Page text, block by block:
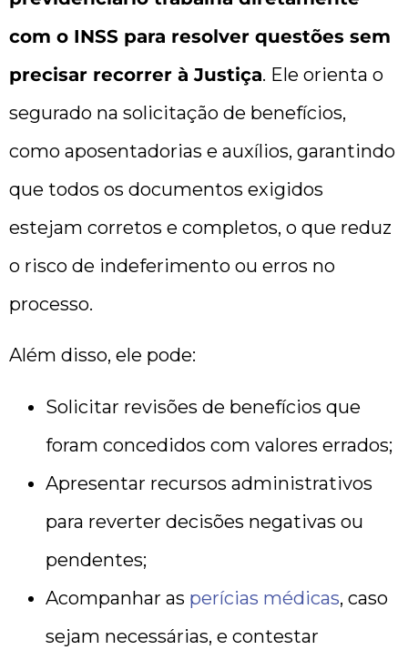
com o INSS para resolver questões sem
precisar recorrer à Justiça. Ele orienta o
segurado na solicitação de benefícios,
como aposentadorias e auxílios, garantindo
que todos os documentos exigidos
estejam corretos e completos, o que reduz
o risco de indeferimento ou erros no
processo.
Além disso, ele pode:
Solicitar revisões de benefícios que
foram concedidos com valores errados;
Apresentar recursos administrativos
para reverter decisões negativas ou
pendentes;
Acompanhar as perícias médicas, caso
sejam necessárias, e contestar